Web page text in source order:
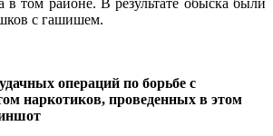
с гашишем.
операций по борьбе с
наркотиков, проведенных в этом